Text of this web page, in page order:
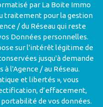
par La Boite Immo
traitement pour la gestion
/ du Réseau qui reste
Données personnelles.
sur l'intérêt légitime de
jusqu'à demande
l'Agence / au Réseau.
et libertés », vous
d’effacement,
de vos données.